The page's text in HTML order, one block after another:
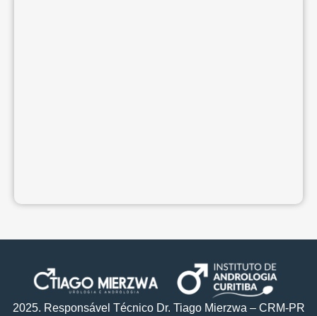
2025. Responsável Técnico Dr. Tiago Mierzwa – CRM-PR